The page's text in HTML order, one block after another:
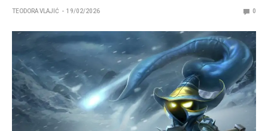
TEODORA VLAJIĆ 19/02/2026 0